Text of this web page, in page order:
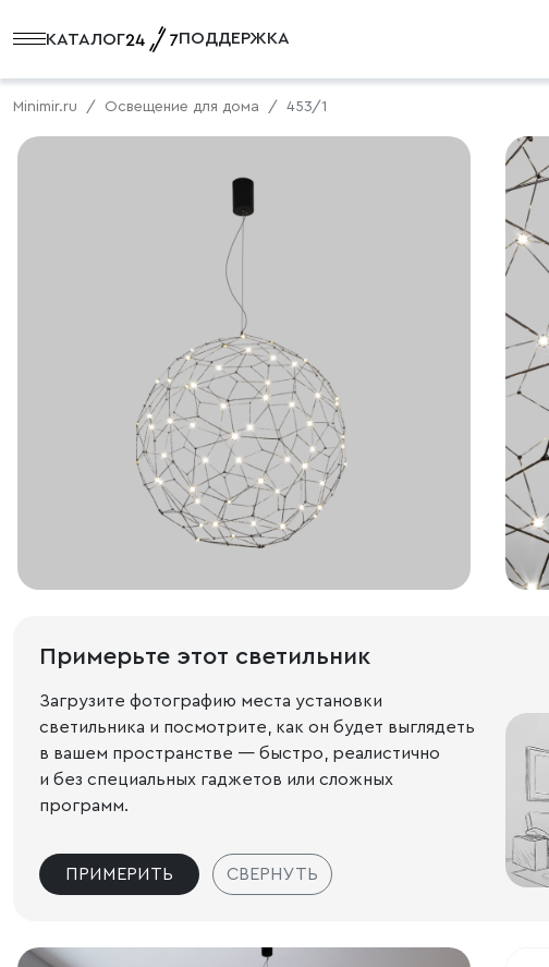
КАТАЛОГ ПОДДЕРЖКА
Minimir.ru Освещение для дома 453/1
Примерьте этот светильник
Загрузите фотографию места установки
светильника и посмотрите, как он будет выглядеть
в вашем пространстве — быстро, реалистично
и без специальных гаджетов или сложных
программ.
ПРИМЕРИТЬ СВЕРНУТЬ